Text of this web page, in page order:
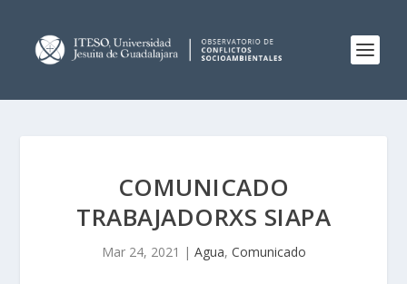
COMUNICADO
TRABAJADORXS SIAPA
Mar 24, 2021 | Agua, Comunicado